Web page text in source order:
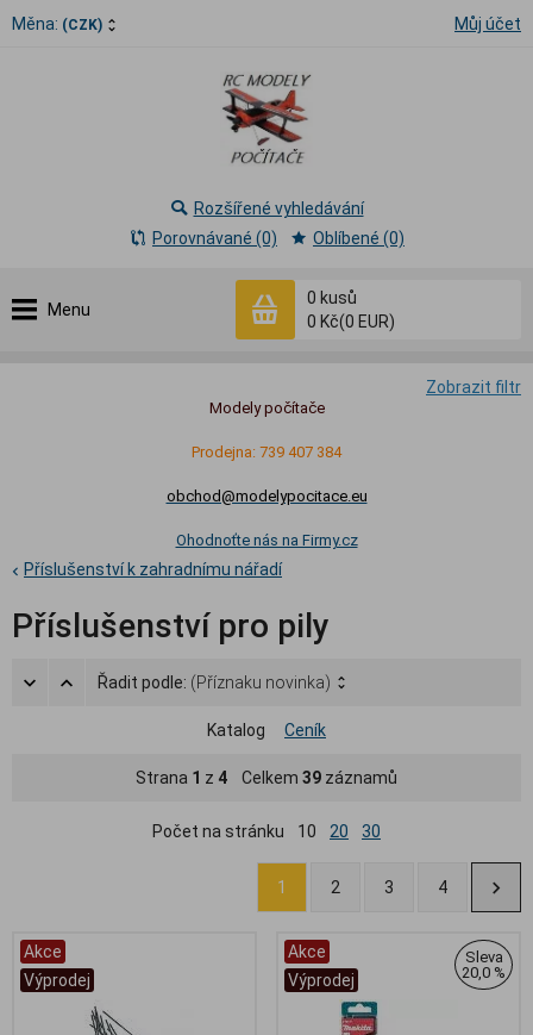
Měna: (CZK) Můj účet
Menu
0 kusů
0 Kč(0 EUR)
Rozšířené vyhledávání
Porovnávané (0)
Oblíbené (0)
Zobrazit filtr
Modely počítače
Prodejna: 739 407 384
obchod@modelypocitace.eu
Ohodnoťte nás na Firmy.cz
Příslušenství k zahradnímu nářadí
Příslušenství pro pily
Řadit podle: (Příznaku novinka)
Katalog Ceník
Strana 1 z 4 Celkem 39 záznamů
Počet na stránku 10 20 30
1 2 3 4
Akce
Výprodej
Akce
Výprodej
Sleva
20,0 %